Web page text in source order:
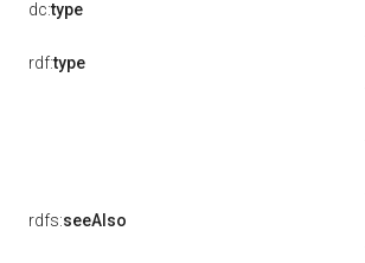
dc:type
rdf:type
rdfs:seeAlso